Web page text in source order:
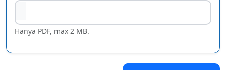
Hanya PDF, max 2 MB.